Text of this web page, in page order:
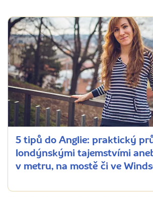
5 tipů do Anglie: praktický
londýnskými tajemstvími
v metru, na mostě či ve